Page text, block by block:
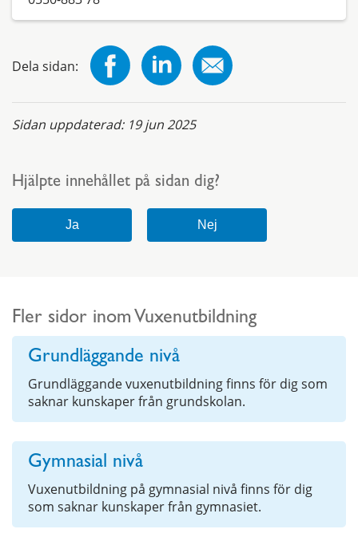
Dela sidan:
Sidan uppdaterad: 19 jun 2025
Hjälpte innehållet på sidan dig?
Fler sidor inom Vuxenutbildning
Grundläggande nivå
Grundläggande vuxenutbildning finns för dig som
saknar kunskaper från grundskolan.
Gymnasial nivå
Vuxenutbildning på gymnasial nivå finns för dig
som saknar kunskaper från gymnasiet.